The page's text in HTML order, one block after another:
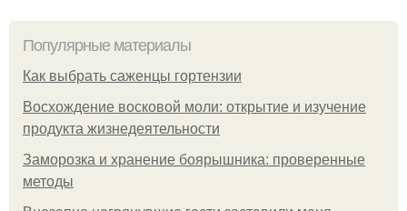
Популярные материалы
Как выбрать саженцы гортензии
Восхождение восковой моли: открытие и изучение
продукта жизнедеятельности
Заморозка и хранение боярышника: проверенные
методы